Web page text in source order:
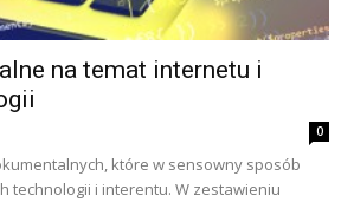
na temat internetu i
0
które w sensowny sposób
technologii i interentu. W zestawieniu